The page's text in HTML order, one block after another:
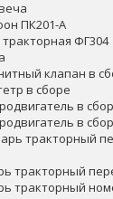
ПК201-А
ФГ304
клапан в
в сборе
в
в
тракторный
тракторный
тракторный